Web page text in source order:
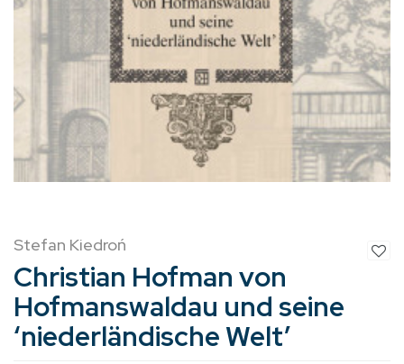
Stefan Kiedroń
Christian Hofman von
Hofmanswaldau und seine
‘niederländische Welt’